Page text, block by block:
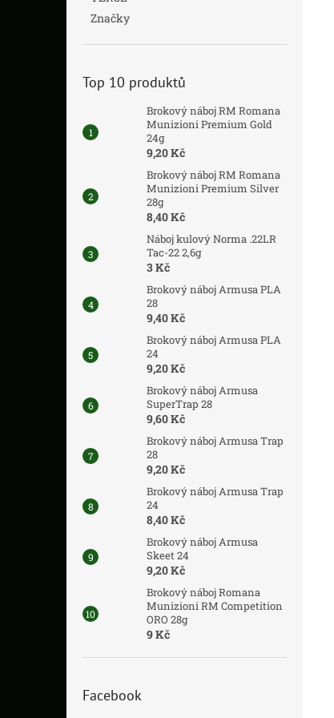
Značky
Top 10 produktů
Brokový náboj RM Romana
Munizioni Premium Gold
24g
9,20 Kč
Brokový náboj RM Romana
Munizioni Premium Silver
28g
8,40 Kč
Náboj kulový Norma .22LR
Tac-22 2,6g
3 Kč
Brokový náboj Armusa PLA
28
9,40 Kč
Brokový náboj Armusa PLA
24
9,20 Kč
Brokový náboj Armusa
SuperTrap 28
9,60 Kč
Brokový náboj Armusa Trap
28
9,20 Kč
Brokový náboj Armusa Trap
24
8,40 Kč
Brokový náboj Armusa
Skeet 24
9,20 Kč
Brokový náboj Romana
Munizioni RM Competition
ORO 28g
9 Kč
Facebook